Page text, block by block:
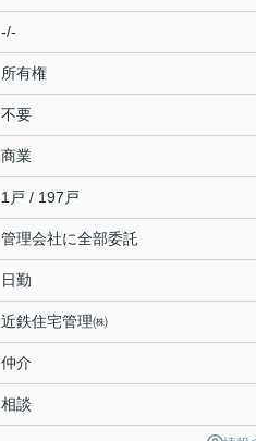
-/-
所有権
不要
商業
1戸 / 197戸
管理会社に全部委託
日勤
近鉄住宅管理㈱
仲介
相談